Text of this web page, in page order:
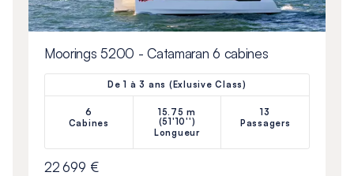
Moorings 5200 - Catamaran 6 cabines
De 1 à 3 ans (Exlusive Class)
6
Cabines
15.75 m
(51'10'')
Longueur
13
Passagers
22 699 €